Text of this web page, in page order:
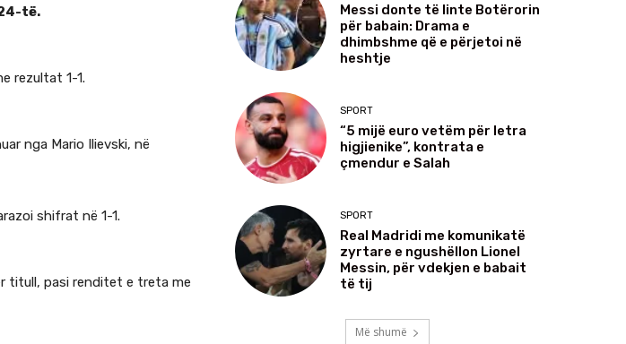
të.
rezultat 1-1.
nga Mario Ilievski, në
shifrat në 1-1.
titull, pasi renditet e treta me
Messi donte të linte Botërorin
për babain: Drama e
dhimbshme që e përjetoi në
heshtje
SPORT
“5 mijë euro vetëm për letra
higjienike”, kontrata e
çmendur e Salah
SPORT
Real Madridi me komunikatë
zyrtare e ngushëllon Lionel
Messin, për vdekjen e babait
të tij
Më shumë